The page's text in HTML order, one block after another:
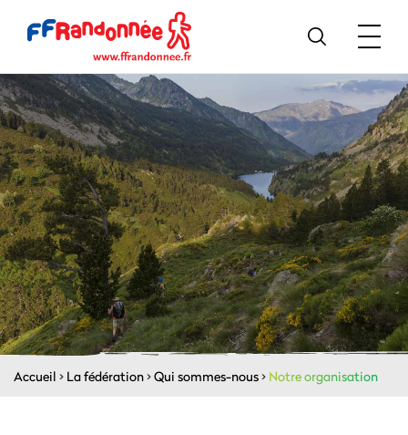
Accueil > La fédération>Qui sommes-nous> Notre organisation